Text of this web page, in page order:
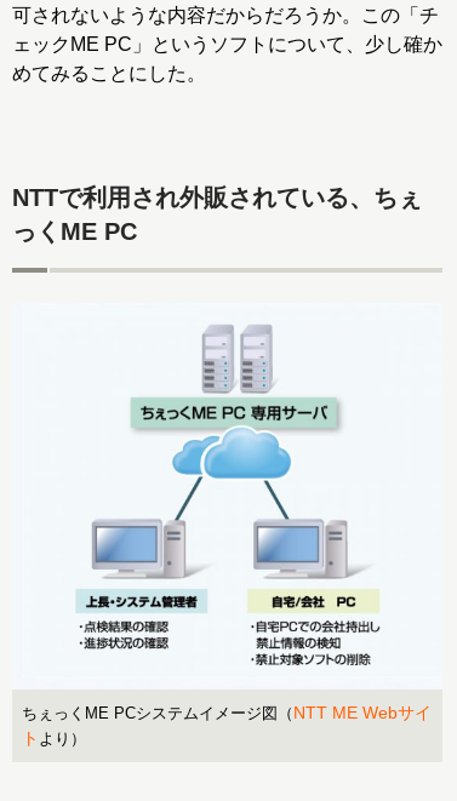
可されないような内容だからだろうか。この「チ
ェックME PC」というソフトについて、少し確か
めてみることにした。
NTTで利用され外販されている、ちぇ
っくME PC
ちぇっくME PCシステムイメージ図（ NTT ME Webサイ
ト より）